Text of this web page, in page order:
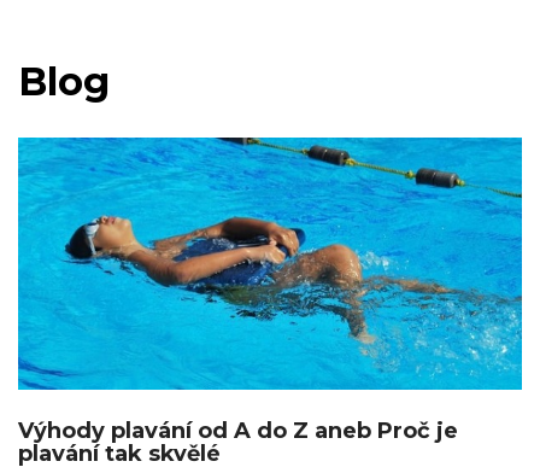
Blog
Výhody plavání od A do Z aneb Proč je
plavání tak skvělé